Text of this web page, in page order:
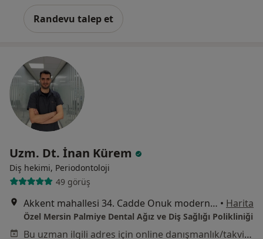
Randevu talep et
Uzm. Dt. İnan Kürem
Diş hekimi, Periodontoloji
49 görüş
Akkent mahallesi 34. Cadde Onuk modern apt no:36A, Mersin, Mersin • Harita
Özel Mersin Palmiye Dental Ağız ve Diş Sağlığı Polikliniği
Bu uzman ilgili adres için online danışmanlık/takvim sunmuyor.